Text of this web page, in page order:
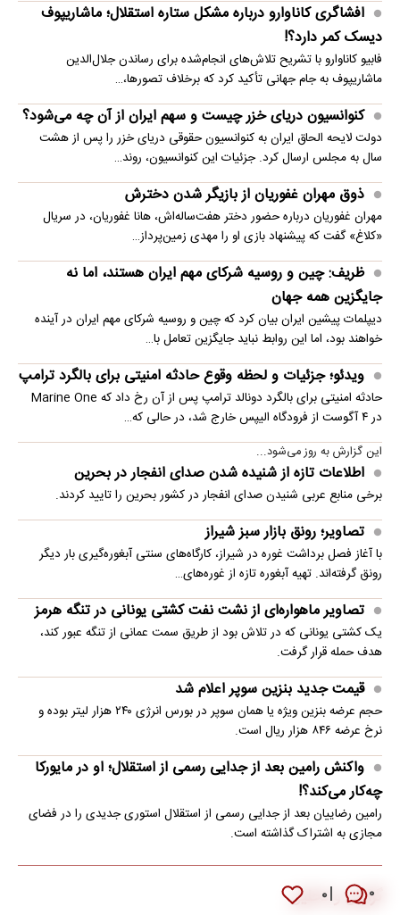
۰ ۰
افشاگری کاناوارو درباره مشکل ستاره استقلال؛ ماشاریپوف
دیسک کمر دارد؟!
فابیو کاناوارو با تشریح تلاش‌های انجام‌شده برای رساندن جلال‌الدین
ماشاریپوف به جام جهانی تأکید کرد که برخلاف تصورها،…
کنوانسیون دریای خزر چیست و سهم ایران از آن چه می‌شود؟
دولت لایحه الحاق ایران به کنوانسیون حقوقی دریای خزر را پس از هشت
سال به مجلس ارسال کرد. جزئیات این کنوانسیون، روند…
ذوق مهران غفوریان از بازیگر شدن دخترش
مهران غفوریان درباره حضور دختر هفت‌ساله‌اش، هانا غفوریان، در سریال
«کلاغ» گفت که پیشنهاد بازی او را مهدی زمین‌پرداز…
ظریف: چین و روسیه شرکای مهم ایران هستند، اما نه
جایگزین همه جهان
دیپلمات پیشین ایران بیان کرد که چین و روسیه شرکای مهم ایران در آینده
خواهند بود، اما این روابط نباید جایگزین تعامل با…
ویدئو؛ جزئیات و لحظه وقوع حادثه امنیتی برای بالگرد ترامپ
حادثه امنیتی برای بالگرد دونالد ترامپ پس از آن رخ داد که Marine One
در ۴ آگوست از فرودگاه الیپس خارج شد، در حالی که…
این گزارش به روز می‌شود...
اطلاعات تازه از شنیده شدن صدای انفجار در بحرین
برخی منابع عربی شنیدن صدای انفجار در کشور بحرین را تایید کردند.
تصاویر؛ رونق بازار سبز شیراز
با آغاز فصل برداشت غوره در شیراز، کارگاه‌های سنتی آبغوره‌گیری بار دیگر
رونق گرفته‌اند. تهیه آبغوره تازه از غوره‌های…
تصاویر ماهواره‌ای از نشت نفت کشتی یونانی در تنگه هرمز
یک کشتی یونانی که در تلاش بود از طریق سمت عمانی از تنگه عبور کند،
هدف حمله قرار گرفت.
قیمت جدید بنزین سوپر اعلام شد
حجم عرضه بنزین ویژه یا همان سوپر در بورس انرژی ۲۴۰ هزار لیتر بوده و
نرخ عرضه ۸۴۶ هزار ریال است.
واکنش رامین بعد از جدایی رسمی از استقلال؛ او در مایورکا
چه‌کار می‌کند؟!
رامین رضاییان بعد از جدایی رسمی از استقلال استوری جدیدی را در فضای
مجازی به اشتراک گذاشته است.
گزارش و تحلیل